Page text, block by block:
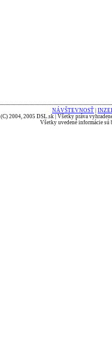
NÁVŠTEVNOSŤ
(C) 2004, 2005 DSL.sk | Všetky práva
Všetky uvedené informácie sú